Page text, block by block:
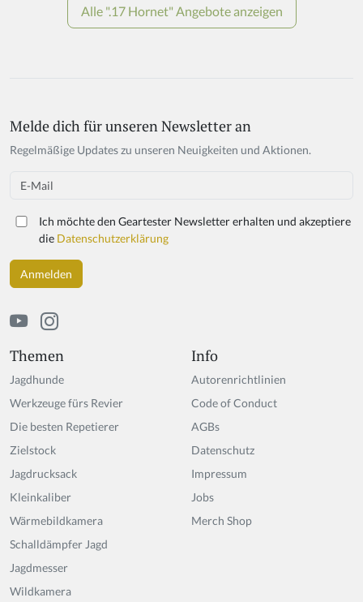
Themen
Jagdhunde
Werkzeuge fürs Revier
Die besten Repetierer
Zielstock
Jagdrucksack
Kleinkaliber
Wärmebildkamera
Schalldämpfer Jagd
Jagdmesser
Wildkamera
Info
Autorenrichtlinien
Code of Conduct
AGBs
Datenschutz
Impressum
Jobs
Merch Shop
Melde dich für unseren Newsletter an
Regelmäßige Updates zu unseren Neuigkeiten und Aktionen.
Email
Ich möchte den Geartester Newsletter erhalten und akzeptiere
die Datenschutzerklärung